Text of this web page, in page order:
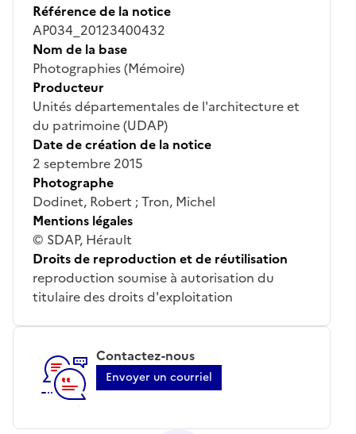
Référence de la notice
AP034_20123400432
Nom de la base
Photographies (Mémoire)
Producteur
Unités départementales de l'architecture et
du patrimoine (UDAP)
Date de création de la notice
2 septembre 2015
Photographe
Dodinet, Robert ; Tron, Michel
Mentions légales
© SDAP, Hérault
Droits de reproduction et de réutilisation
reproduction soumise à autorisation du
titulaire des droits d'exploitation
Contactez-nous
Envoyer un courriel